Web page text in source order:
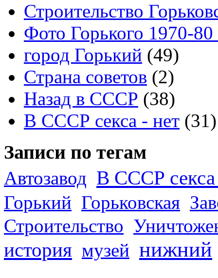
Строительство
Фото Горького 1970-80
город Горький (49)
Страна советов (2)
Назад в СССР (38)
В СССР секса - нет (31)
Записи по тегам
Автозавод В СССР секса
Горький Горьковская
Строительство
история музей нижний